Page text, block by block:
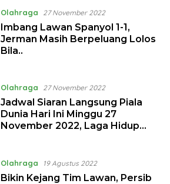
Olahraga 27 November 2022
Imbang Lawan Spanyol 1-1,
Jerman Masih Berpeluang Lolos
Bila..
Olahraga 27 November 2022
Jadwal Siaran Langsung Piala
Dunia Hari Ini Minggu 27
November 2022, Laga Hidup
Olahraga 19 Agustus 2022
Bikin Kejang Tim Lawan, Persib